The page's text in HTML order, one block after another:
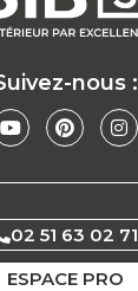
nous :
02 51 63 02 71
ESPACE PRO